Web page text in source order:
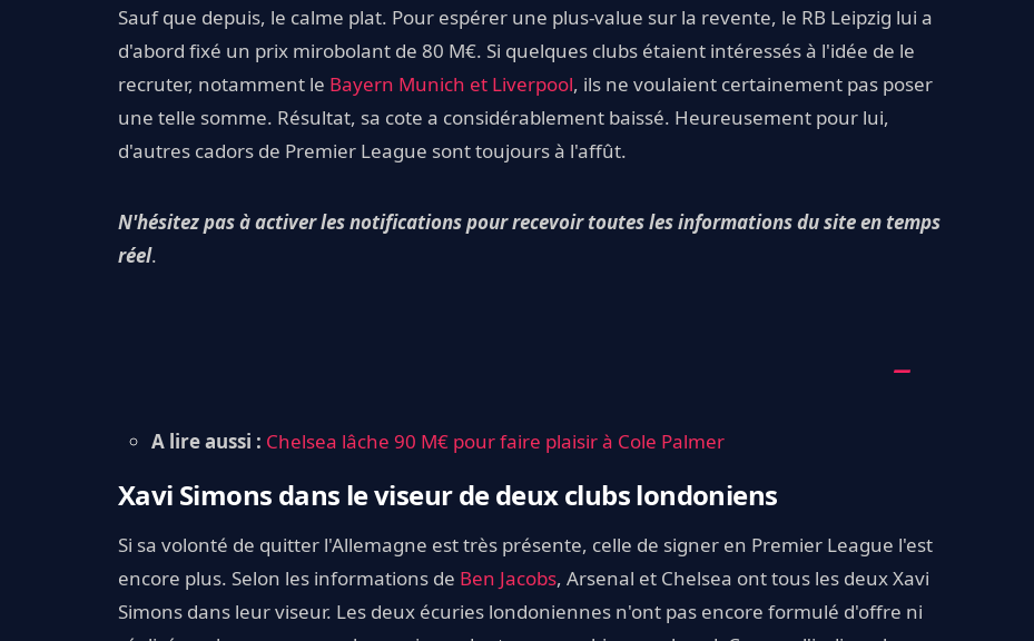
Sauf que depuis, le calme plat. Pour espérer une plus-value sur la revente, le RB Leipzig lui a
d'abord fixé un prix mirobolant de 80 M€. Si quelques clubs étaient intéressés à l'idée de le
recruter, notamment le Bayern Munich et Liverpool, ils ne voulaient certainement pas poser
une telle somme. Résultat, sa cote a considérablement baissé. Heureusement pour lui,
d'autres cadors de Premier League sont toujours à l'affût.
N'hésitez pas à activer les notifications pour recevoir toutes les informations du site en temps
réel.
A lire aussi : Chelsea lâche 90 M€ pour faire plaisir à Cole Palmer
Xavi Simons dans le viseur de deux clubs londoniens
Si sa volonté de quitter l'Allemagne est très présente, celle de signer en Premier League l'est
encore plus. Selon les informations de Ben Jacobs, Arsenal et Chelsea ont tous les deux Xavi
Simons dans leur viseur. Les deux écuries londoniennes n'ont pas encore formulé d'offre ni